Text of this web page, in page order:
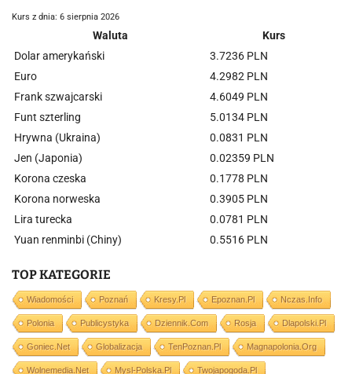
Kurs z dnia: 6 sierpnia 2026
Waluta
Kurs
Dolar amerykański
3.7236 PLN
Euro
4.2982 PLN
Frank szwajcarski
4.6049 PLN
Funt szterling
5.0134 PLN
Hrywna (Ukraina)
0.0831 PLN
Jen (Japonia)
0.02359 PLN
Korona czeska
0.1778 PLN
Korona norweska
0.3905 PLN
Lira turecka
0.0781 PLN
Yuan renminbi (Chiny)
0.5516 PLN
TOP KATEGORIE
Wiadomości Poznań Kresy.pl Epoznan.pl Nczas.info
Polonia Publicystyka Dziennik.com Rosja Dlapolski.pl
Goniec.net Globalizacja TenPoznan.pl Magnapolonia.org
Wolnemedia.net Mysl-Polska.pl Twojapogoda.pl